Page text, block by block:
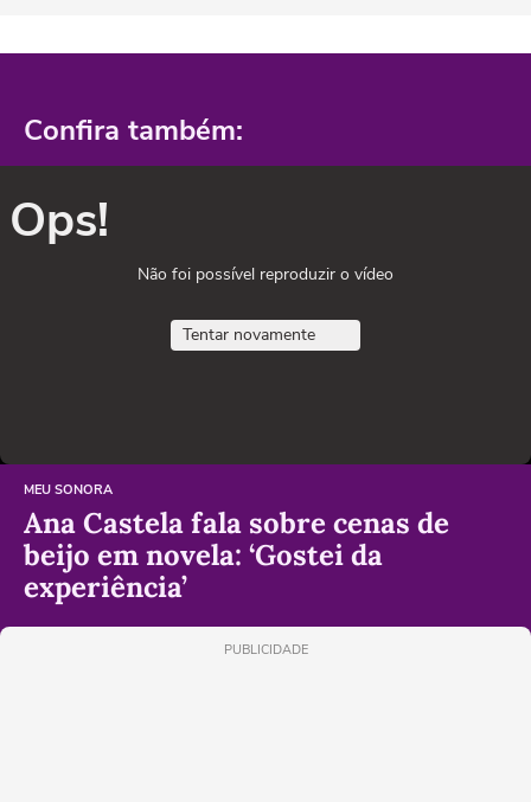
Confira também:
Ops!
Não foi possível reproduzir o vídeo
Tentar novamente
MEU SONORA
Ana Castela fala sobre cenas de
beijo em novela: ‘Gostei da
experiência’
PUBLICIDADE